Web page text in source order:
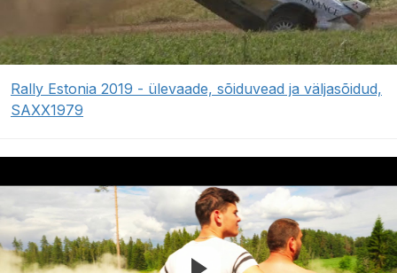
Rally Estonia 2019 - ülevaade, sõiduvead ja väljasõidud,
SAXX1979